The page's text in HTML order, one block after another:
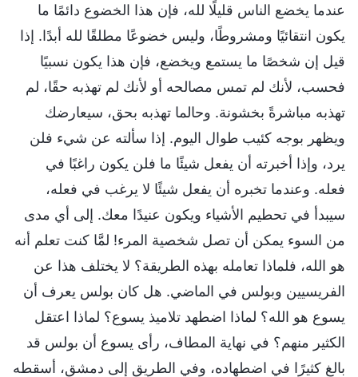
عندما يخضع الناس قليلًا لله، فإن هذا الخضوع دائمًا ما
يكون انتقائيًا ومشروطًا، وليس خضوعًا مطلقًا لله أبدًا. إذا
قيل إن شخصًا ما يستمع ويخضع، فإن هذا يكون نسبيًا
فحسب، لأنك لم تمس مصالحه أو لأنك لم تهذبه حقًا، لم
تهذبه مباشرةً بخشونة. وحالما تهذبه بحق، سيعارضك
ويظهر بوجه كئيب طوال اليوم. إذا سألته عن شيء فلن
يرد، وإذا أخبرته أن يفعل شيئًا ما فلن يكون راغبًا في
فعله. وعندما تخبره أن يفعل شيئًا لا يرغب في فعله،
سيبدأ في تحطيم الأشياء ويكون عنيدًا معك. إلى أي مدى
من السوء يمكن أن تصل شخصية المرء! لمَّا كنت تعلم أنه
هو الله، فلماذا تعامله بهذه الطريقة؟ لا يختلف هذا عن
الفريسيين وبولس في الماضي. هل كان بولس يعرف أن
يسوع هو الله؟ لماذا اضطهد تلاميذ يسوع؟ لماذا اعتقل
الكثير منهم؟ في نهاية المطاف، رأى يسوع أن بولس قد
بالغ كثيرًا في اضطهاده، وفي الطريق إلى دمشق، أسقطه